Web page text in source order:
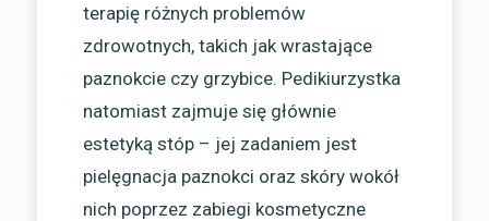
terapię różnych problemów
zdrowotnych, takich jak wrastające
paznokcie czy grzybice. Pedikiurzystka
natomiast zajmuje się głównie
estetyką stóp – jej zadaniem jest
pielęgnacja paznokci oraz skóry wokół
nich poprzez zabiegi kosmetyczne